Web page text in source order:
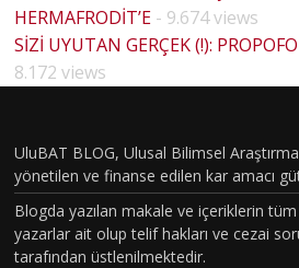
HERMAFRODİT’E - 9.674 views
SİZİ UYUTAN GERÇEK (!):
8.172 views
UluBAT BLOG, Ulusal Bilimsel
yönetilen ve finanse edilen kar amacı
Blogda yazılan makale ve içeriklerin tüm
yazarlar ait olup telif hakları ve cezai
tarafından üstlenilmektedir.